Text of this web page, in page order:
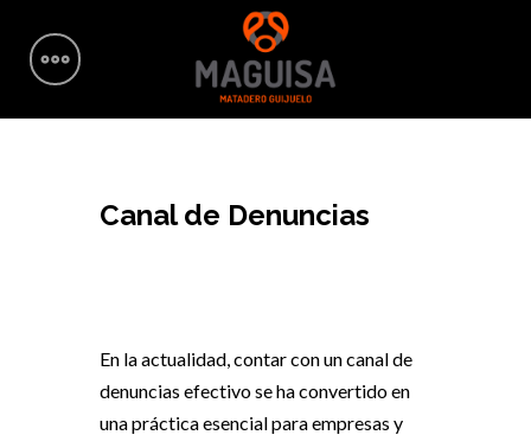
Canal de Denuncias
En la actualidad, contar con un canal de
denuncias efectivo se ha convertido en
una práctica esencial para empresas y